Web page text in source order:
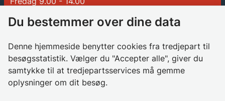
Betalinger til Glostrup Kommune
Borgerrådgiver
Søg job i kommunen
Du bestemmer over dine data
Denne hjemmeside benytter cookies fra tredjepart til
besøgsstatistik. Vælger du "Accepter alle", giver du
samtykke til at tredjepartsservices må gemme
oplysninger om dit besøg.